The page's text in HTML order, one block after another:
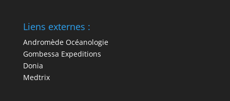
Liens externes :
Andromède Océanologie
Gombessa Expeditions
Donia
Medtrix